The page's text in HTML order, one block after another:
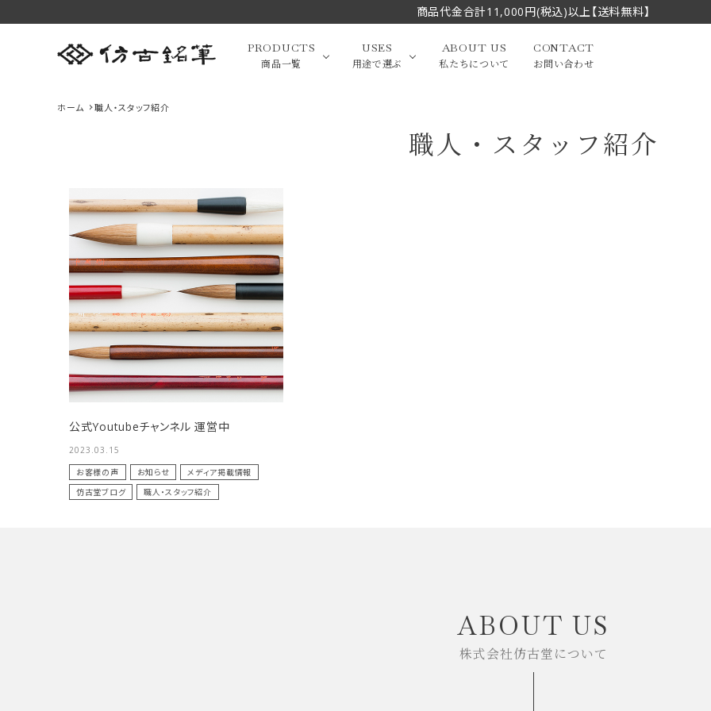
商品代金合計11,000円(税込)以上【送料無料】
PRODUCTS
商品一覧
大中筆（半切・条幅以
USES
用途で選ぶ
ABOUT US
私たちについて
CONTACT
お問い合わせ
緑風 中 伝統
工芸士香川翠
羊毛 筆匠 仿
古堂
込)
favorite
萌 眉ブラシ＆
コーム P-B2
野筆 化粧筆
筆匠 仿古堂
favorite
用途で選ぶ
私たちについて
ホーム 職人・スタッフ紹介
職人・スタッフ紹介
公式Youtubeチャンネル 運営中
2023.03.15
お客様の声
お知らせ
メディア掲載情報
仿古堂ブログ
職人・スタッフ紹介
ABOUT US
株式会社仿古堂について